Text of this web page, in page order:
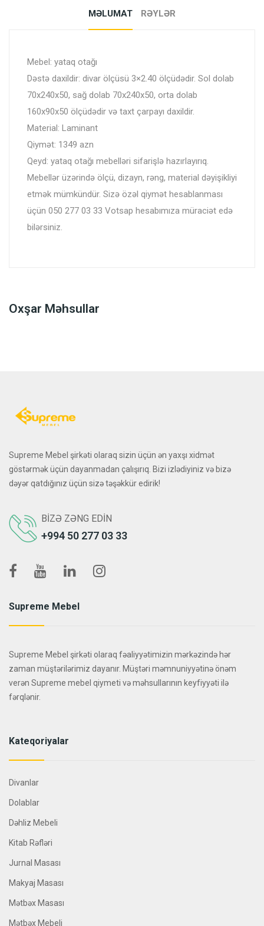
MƏLUMAT RƏYLƏR
Mebel: yataq otağı
Dəstə daxildir: divar ölçüsü 3×2.40 ölçüdədir. Sol dolab
70x240x50, sağ dolab 70x240x50, orta dolab
160x90x50 ölçüdədir və taxt çarpayı daxildir.
Material: Laminant
Qiymət: 1349 azn
Qeyd: yataq otağı mebelləri sifarişlə hazırlayırıq.
Mebellər üzərində ölçü, dizayn, rəng, material dəyişikliyi
etmək mümkündür. Sizə özəl qiymət hesablanması
üçün 050 277 03 33 Votsap hesabımıza müraciət edə
bilərsiniz.
Oxşar Məhsullar
Supreme Mebel şirkəti olaraq sizin üçün ən yaxşı xidmət
göstərmək üçün dayanmadan çalışırıq. Bizi izlədiyiniz və bizə
dəyər qatdığınız üçün sizə təşəkkür edirik!
BIZƏ ZƏNG EDIN
+994 50 277 03 33
Supreme Mebel
Supreme Mebel şirkəti olaraq fəaliyyətimizin mərkəzində hər
zaman müştərilərimiz dayanır. Müştəri məmnuniyyətinə önəm
verən Supreme mebel qiymeti və məhsullarının keyfiyyəti ilə
fərqlənir.
Kateqoriyalar
Divanlar
Dolablar
Dəhliz Mebeli
Kitab Rəfləri
Jurnal Masası
Makyaj Masası
Mətbəx Masası
Mətbəx Mebeli